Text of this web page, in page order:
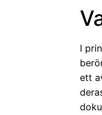
I
ett